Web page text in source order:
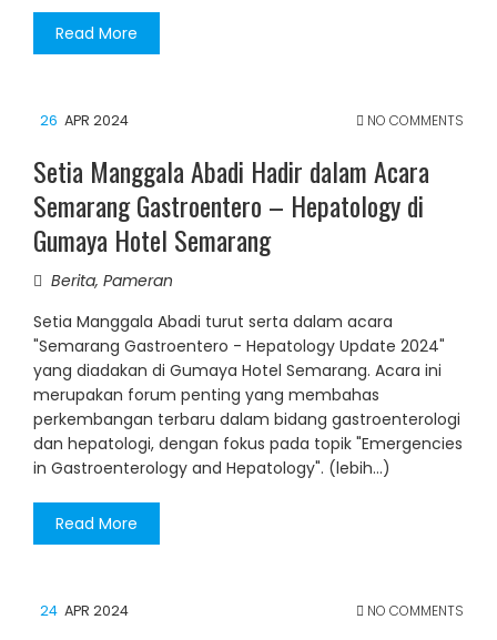
Read More
26 APR 2024 NO COMMENTS
Setia Manggala Abadi Hadir dalam Acara
Semarang Gastroentero – Hepatology di
Gumaya Hotel Semarang
Berita, Pameran
Setia Manggala Abadi turut serta dalam acara
"Semarang Gastroentero - Hepatology Update 2024"
yang diadakan di Gumaya Hotel Semarang. Acara ini
merupakan forum penting yang membahas
perkembangan terbaru dalam bidang gastroenterologi
dan hepatologi, dengan fokus pada topik "Emergencies
in Gastroenterology and Hepatology". (lebih…)
Read More
24 APR 2024 NO COMMENTS